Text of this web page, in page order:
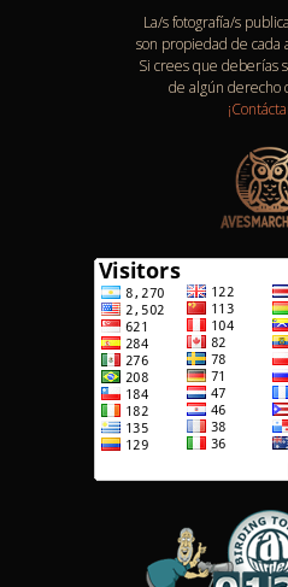
La/s fotografía/s
son propiedad de cada
Si crees que deberías
de algún derecho